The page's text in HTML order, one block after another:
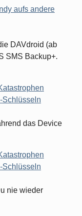
aufs andere
DAVdroid (ab
SMS Backup+.
Schlüsseln
das Device
Schlüsseln
nie wieder